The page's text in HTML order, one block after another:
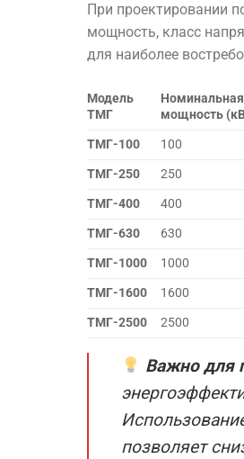
При проектировании
мощность, класс
для наиболее
Модель
ТМГ
Номинальная
мощность
ТМГ-100
100
ТМГ-250
250
ТМГ-400
400
ТМГ-630
630
ТМГ-1000
1000
ТМГ-1600
1600
ТМГ-2500
2500
Важно для
позволяет